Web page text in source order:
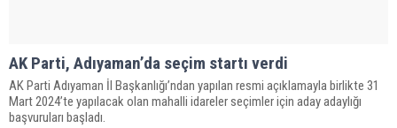
AK Parti, Adıyaman’da seçim startı verdi
AK Parti Adıyaman İl Başkanlığı’ndan yapılan resmi açıklamayla birlikte 31
Mart 2024’te yapılacak olan mahalli idareler seçimler için aday adaylığı
başvuruları başladı.